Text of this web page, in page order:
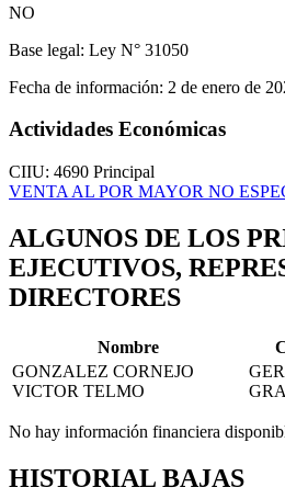
NO
Base legal: Ley N° 31050
Fecha de información: 2 de enero de
Actividades Económicas
CIIU: 4690 Principal
VENTA AL POR MAYOR NO
ALGUNOS DE LOS
EJECUTIVOS,
DIRECTORES
Nombre
GONZALEZ CORNEJO
VICTOR TELMO
No hay información financiera
HISTORIAL BAJAS